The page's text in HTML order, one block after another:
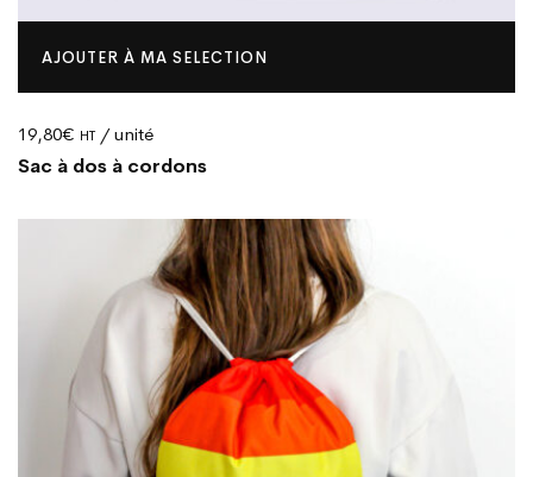
AJOUTER À MA SELECTION
19,80€ HT / unité
Sac à dos à cordons